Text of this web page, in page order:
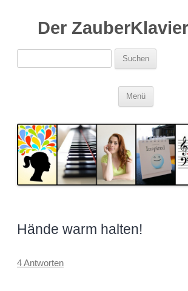
Der
Suchen
nach:
Menü
Hände warm halten!
4 Antworten